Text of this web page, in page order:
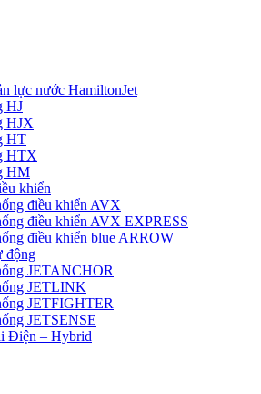
lực nước HamiltonJet
HJ
HJX
HT
HTX
HM
khiển
điều khiển AVX
điều khiển AVX EXPRESS
điều khiển blue ARROW
động
JETANCHOR
JETLINK
JETFIGHTER
JETSENSE
Điện – Hybrid